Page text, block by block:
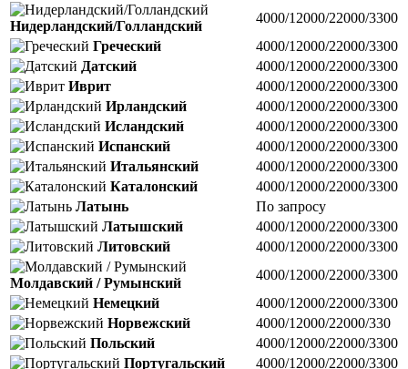
Нидерландский/Голландский
4000/12000/22000/3300
Греческий
4000/12000/22000/3300
Датский
4000/12000/22000/3300
Иврит
4000/12000/22000/3300
Ирландский
4000/12000/22000/3300
Исландский
4000/12000/22000/3300
Испанский
4000/12000/22000/3300
Итальянский
4000/12000/22000/3300
Каталонский
4000/12000/22000/3300
Латынь
По запросу
Латышский
4000/12000/22000/3300
Литовский
4000/12000/22000/3300
Молдавский / Румынский
4000/12000/22000/3300
Немецкий
4000/12000/22000/3300
Норвежский
4000/12000/22000/330
Польский
4000/12000/22000/3300
Португальский
4000/12000/22000/3300